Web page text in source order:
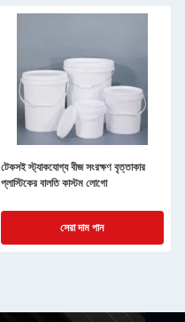
টেকসই স্ট্যাকযোগ্য বীজ সংরক্ষণ বৃত্তাকার
প্লাস্টিকের বালতি কাস্টম লোগো
সেরা দাম পান